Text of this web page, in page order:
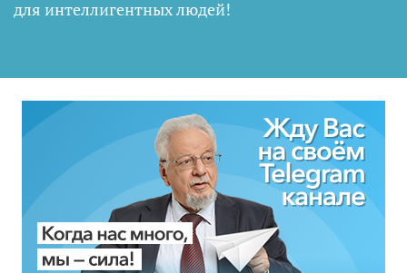
для интеллигентных людей!